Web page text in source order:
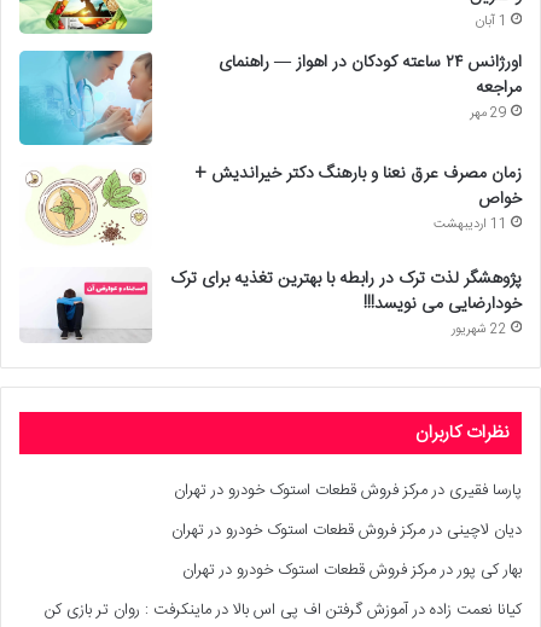
1 آبان
اورژانس ۲۴ ساعته کودکان در اهواز — راهنمای
مراجعه
29 مهر
زمان مصرف عرق نعنا و بارهنگ دکتر خیراندیش +
خواص
11 اردیبهشت
پژوهشگر لذت ترک در رابطه با بهترین تغذیه برای ترک
خودارضایی می نویسد!!!
22 شهریور
نظرات کاربران
پارسا فقیری درمرکز فروش قطعات استوک خودرو در تهران
دیان لاچینی درمرکز فروش قطعات استوک خودرو در تهران
بهار کی پوردرمرکز فروش قطعات استوک خودرو در تهران
کیانا نعمت زادهدرآموزش گرفتن اف پی اس بالا در ماینکرفت : روان تر بازی کن